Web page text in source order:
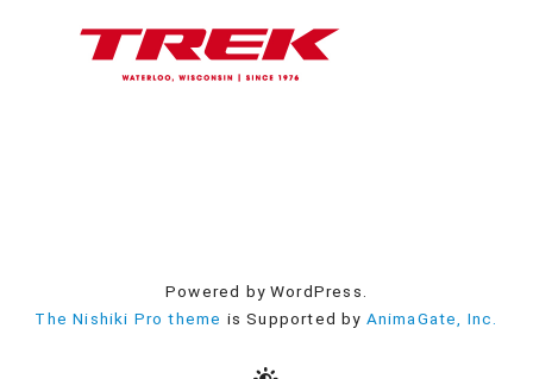
Powered by WordPress.
The Nishiki Pro theme is Supported by AnimaGate, Inc.